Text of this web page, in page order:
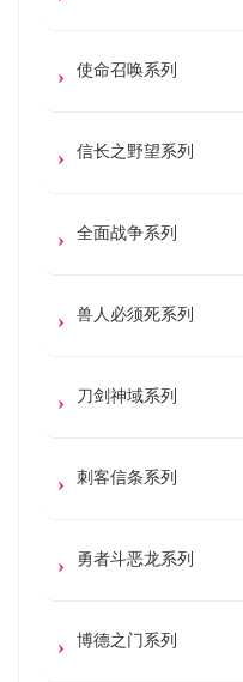
使命召唤系列
信长之野望系列
全面战争系列
兽人必须死系列
刀剑神域系列
刺客信条系列
勇者斗恶龙系列
博德之门系列